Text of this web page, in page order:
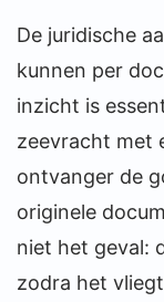
De juridische
kunnen per
inzicht is
zeevracht met
ontvanger de
originele
niet het geval:
zodra het